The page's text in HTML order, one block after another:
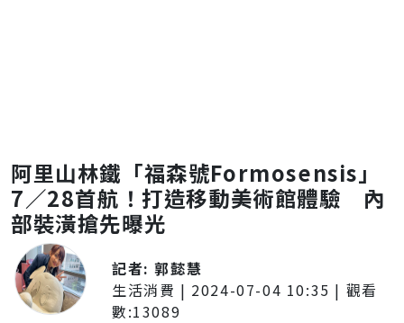
阿里山林鐵「福森號Formosensis」
7／28首航！打造移動美術館體驗 內
部裝潢搶先曝光
記者:郭懿慧
生活消費 | 2024-07-04 10:35 | 觀看
數:13089